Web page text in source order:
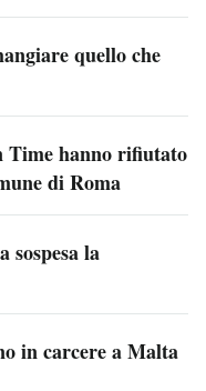
quello che
Time hanno rifiutato
di Roma
sospesa la
in carcere a Malta